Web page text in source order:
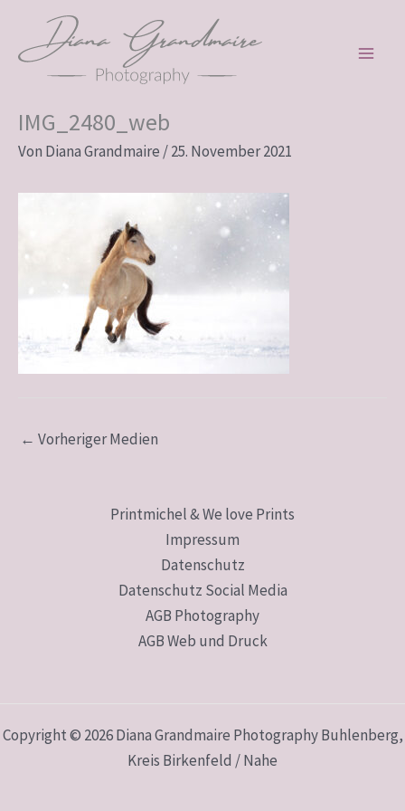
springen
IMG_2480_web
Von Diana Grandmaire /25. November 2021
← Vorheriger Medien
Printmichel & We love Prints
Impressum
Datenschutz
Datenschutz Social Media
AGB Photography
AGB Web und Druck
Copyright © 2026 Diana Grandmaire Photography Buhlenberg,
Kreis Birkenfeld / Nahe